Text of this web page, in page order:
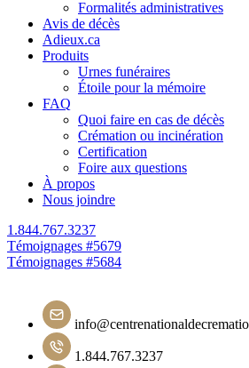
Formalités administratives
Avis de décès
Adieux.ca
Produits
Urnes funéraires
Étoile pour la mémoire
FAQ
Quoi faire en cas de décès
Crémation ou incinération
Certification
Foire aux questions
À propos
Nous joindre
1.844.767.3237
Navigation
de
l'article
Témoignages #5679
Témoignages #5684
1.844.767.3237